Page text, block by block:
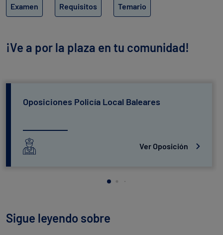
Examen Requisitos Temario
¡Ve a por la plaza en tu comunidad!
Oposiciones Policía Local Baleares
Ver Oposición
Sigue leyendo sobre